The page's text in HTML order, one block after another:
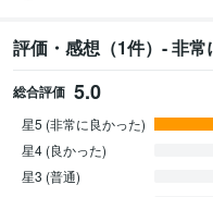
評価・感想（1件）- 非常
総合評価 5.0
星5 (非常に良かった)
星4 (良かった)
星3 (普通)